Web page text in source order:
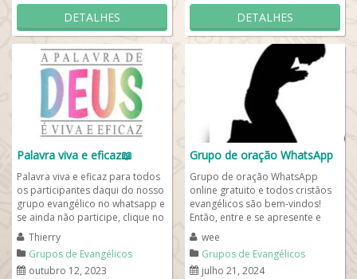
DETALHES DETALHES
Palavra viva e eficaz📖
Palavra viva e eficaz para todos
os participantes daqui do nosso
grupo evangélico no whatsapp e
se ainda não participe, clique no
link whatsapp e participe....
Thierry
Grupos de Evangélicos
outubro 12, 2023
Grupo de oração WhatsApp
Grupo de oração WhatsApp
online gratuito e todos cristãos
evangélicos são bem-vindos!
Então, entre e se apresente e
chame a todos para participar
do...
wee
Grupos de Evangélicos
julho 21, 2024